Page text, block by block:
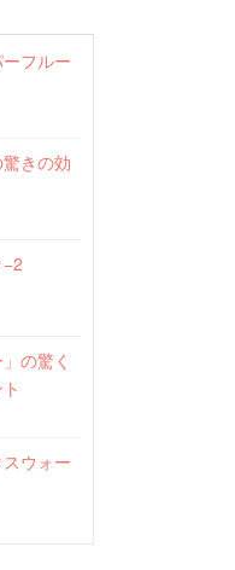
フルー
きの効
の驚く
ウォー